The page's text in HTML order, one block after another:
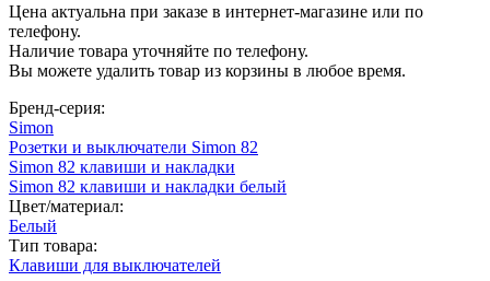
Цена актуальна при заказе в интернет-магазине или по
телефону.
Наличие товара уточняйте по телефону.
Вы можете удалить товар из корзины в любое время.
Бренд-серия:
Simon
Розетки и выключатели Simon 82
Simon 82 клавиши и накладки
Simon 82 клавиши и накладки белый
Цвет/материал:
Белый
Тип товара:
Клавиши для выключателей